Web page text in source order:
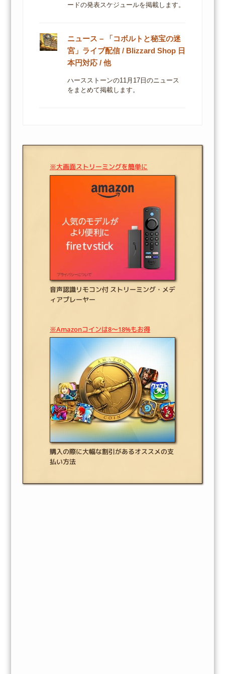
ードの発表スケジュールを掲載します。
ニュース – 「コボルトと秘宝の迷
宮」ライブ配信 / Blizzard Shop 日
本円対応 / 他
ハースストーンの11月17日のニュース
をまとめて掲載します。
※大画面ストリーミングを簡単に
音声認識リモコン付 ストリーミング・メデ
ィアプレーヤー
※Amazonコインは8～18%もお得
購入の際に大幅な割引があるオススメの支
払い方法